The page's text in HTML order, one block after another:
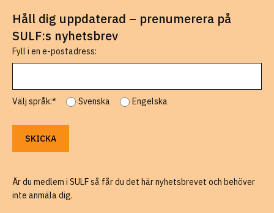
Håll dig uppdaterad – prenumerera på
SULF:s nyhetsbrev
Fyll i en e-postadress:
Välj språk:* Svenska Engelska
Är du medlem i SULF så får du det här nyhetsbrevet och behöver
inte anmäla dig.